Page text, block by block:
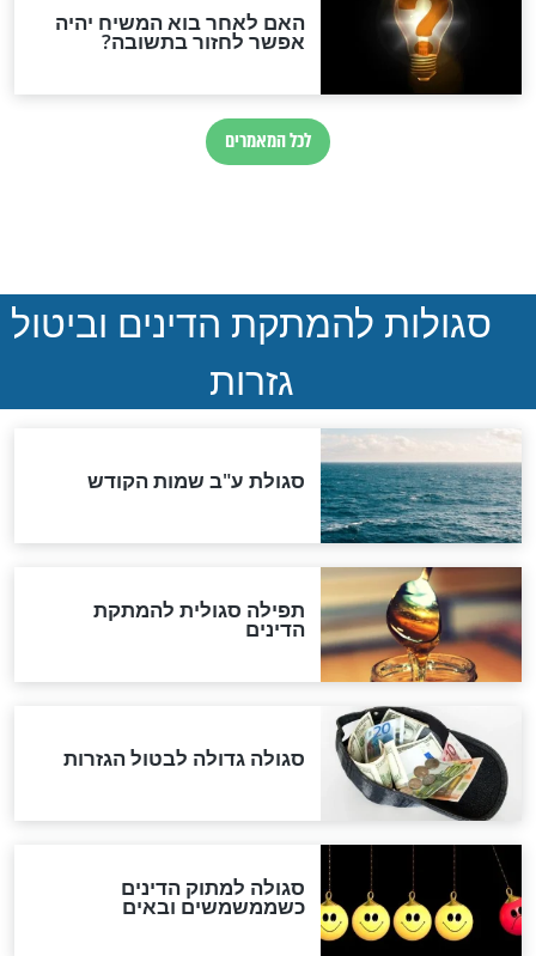
נהרגו בדרום לבנון
ההסכם החשאי של טראמפ
המסמך האבוד שנחשף
במרתפי מוסקבה: כתב היד
הנדיר של הרשב"ם התגלה
"מודה לקב"ה על כל השנים"
לכל המאמרים
אחרית הימים
האם אפשר לחשב את הקץ?